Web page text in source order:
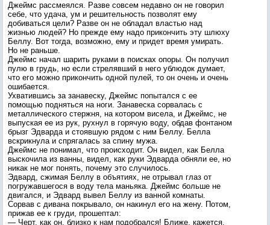
Джеймс рассмеялся. Разве совсем недавно он не говорил
себе, что удача, ум и решительность позволят ему
добиваться цели? Разве он не обладал властью над
жизнью людей? Но прежде ему надо прикончить эту шлюху
Беллу. Вот тогда, возможно, ему и придет время умирать.
Но не раньше.
Джеймс начал шарить руками в поисках опоры. Он получил
пулю в грудь, но если стрелявший в него ублюдок думает,
что его можно прикончить одной пулей, то он очень и очень
ошибается.
Ухватившись за занавеску, Джеймс попытался с ее
помощью подняться на ноги. Занавеска сорвалась с
металлического стержня, на котором висела, и Джеймс, не
выпуская ее из рук, рухнул в горячую воду, обдав фонтаном
брызг Эдварда и стоявшую рядом с ним Беллу. Белла
вскрикнула и спрягалась за спину мужа.
Джеймс не понимал, что происходит. Он видел, как Белла
выскочила из ванны, видел, как руки Эдварда обняли ее, но
никак не мог понять, почему это случилось.
Эдвард, сжимая Беллу в объятиях, не отрывал глаз от
погружавшегося в воду тела маньяка. Джеймс больше не
двигался, и Эдвард вывел Беллу из ванной комнаты.
Сорвав с дивана покрывало, он накинул его на жену. Потом,
прижав ее к груди, прошептал:
— Черт, как он, близко к нам подобрался! Ближе, кажется,